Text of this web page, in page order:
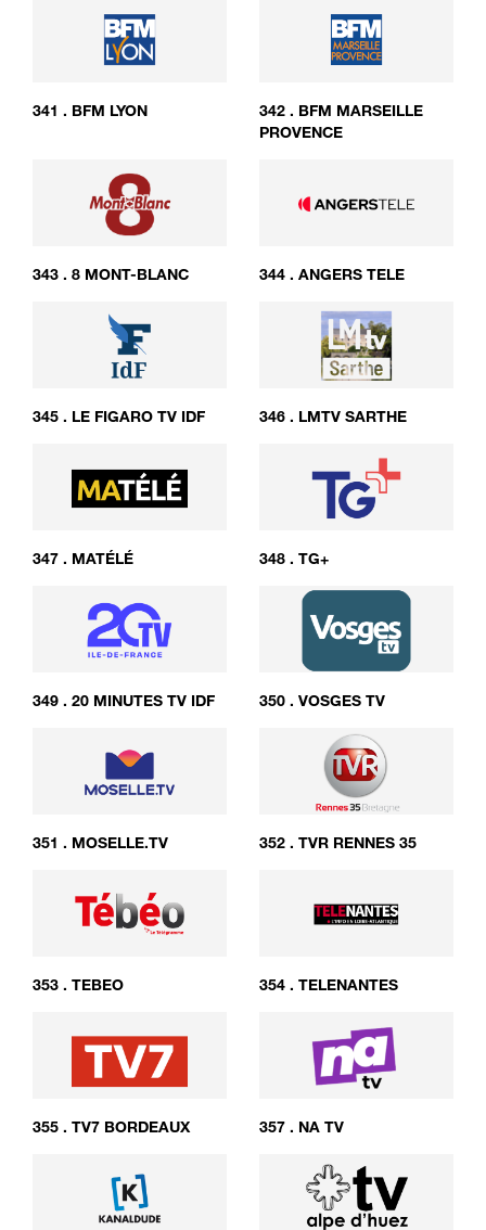
341 . BFM LYON 342 . BFM MARSEILLE
PROVENCE
343 . 8 MONT-BLANC 344 . ANGERS TELE
345 . LE FIGARO TV IDF 346 . LMTV SARTHE
347 . MATÉLÉ 348 . TG+
349 . 20 MINUTES TV IDF 350 . VOSGES TV
351 . MOSELLE.TV 352 . TVR RENNES 35
353 . TEBEO 354 . TELENANTES
355 . TV7 BORDEAUX 357 . NA TV